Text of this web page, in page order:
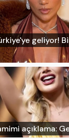
geliyor!
açıklama: